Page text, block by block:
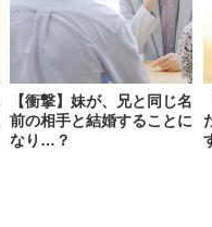
【衝撃】妹が、兄と同じ名
前の相手と結婚することに
なり…？